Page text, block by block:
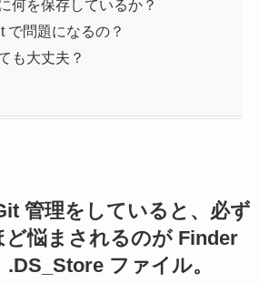
何を保存しているか？
で問題になるの？
も大丈夫？
管理をしていると、必ず
ど悩まされるのが Finder
ファイル。